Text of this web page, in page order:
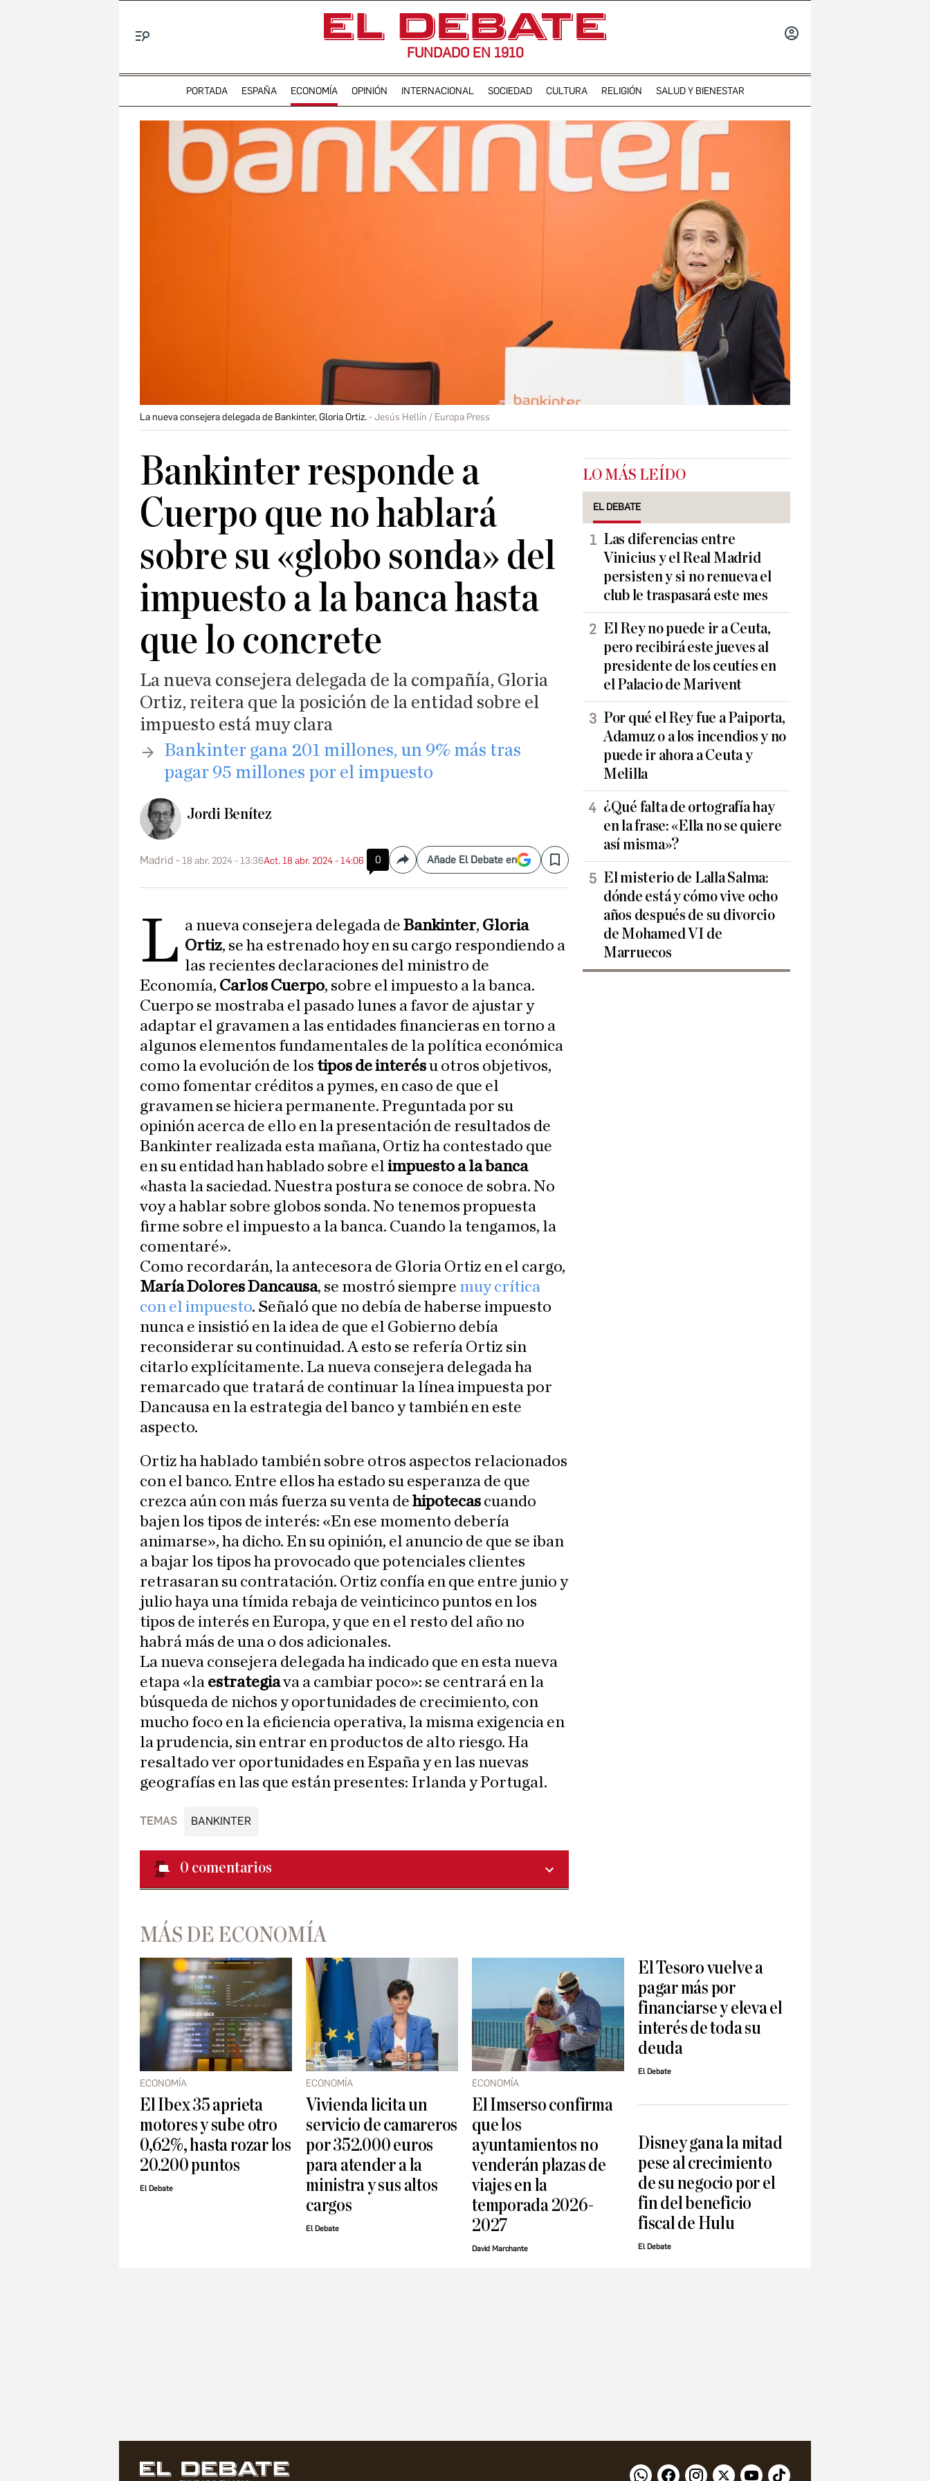
FUNDADO EN 1910
PORTADA ESPAÑA ECONOMÍA OPINIÓN INTERNACIONAL SOCIEDAD CULTURA RELIGIÓN SALUD Y BIENESTAR
La nueva consejera delegada de Bankinter, Gloria Ortiz. Jesús Hellín / Europa Press
Bankinter responde a
Cuerpo que no hablará
sobre su «globo sonda» del
impuesto a la banca hasta
que lo concrete
La nueva consejera delegada de la compañía, Gloria
Ortiz, reitera que la posición de la entidad sobre el
impuesto está muy clara
​Bankinter gana 201 millones, un 9% más tras
pagar 95 millones por el impuesto
Jordi Benítez
Madrid 18 abr. 2024 - 13:36Act. 18 abr. 2024 - 14:06 0 CompartirAñade El Debate en Save
L a nueva consejera delegada deBankinter, Gloria
Ortiz, se ha estrenado hoy en su cargo respondiendo a
las recientes declaraciones del ministro de
Economía, Carlos Cuerpo, sobre el impuesto a la banca.
Cuerpo se mostraba el pasado lunes a favor de ajustar y
adaptar el gravamen a las entidades financieras en torno a
algunos elementos fundamentales de la política económica
como la evolución de los tipos de interésu otros objetivos,
como fomentar créditos a pymes, en caso de que el
gravamen se hiciera permanente. Preguntada por su
opinión acerca de ello en la presentación de resultados de
Bankinter realizada esta mañana, Ortiz ha contestado que
en su entidad han hablado sobre el impuesto a la banca
«hasta la saciedad. Nuestra postura se conoce de sobra. No
voy a hablar sobre globos sonda. No tenemos propuesta
firme sobre el impuesto a la banca. Cuando la tengamos, la
comentaré».
Como recordarán, la antecesora de Gloria Ortiz en el cargo,
María Dolores Dancausa, se mostró siempre muy crítica
con el impuesto. Señaló que no debía de haberse impuesto
nunca e insistió en la idea de que el Gobierno debía
reconsiderar su continuidad. A esto se refería Ortiz sin
citarlo explícitamente. La nueva consejera delegada ha
remarcado que tratará de continuar la línea impuesta por
Dancausa en la estrategia del banco y también en este
aspecto.
Ortiz ha hablado también sobre otros aspectos relacionados
con el banco. Entre ellos ha estado su esperanza de que
crezca aún con más fuerza su venta de hipotecas cuando
bajen los tipos de interés: «En ese momento debería
animarse», ha dicho. En su opinión, el anuncio de que se iban
a bajar los tipos ha provocado que potenciales clientes
retrasaran su contratación. Ortiz confía en que entre junio y
julio haya una tímida rebaja de veinticinco puntos en los
tipos de interés en Europa, y que en el resto del año no
habrá más de una o dos adicionales.
La nueva consejera delegada ha indicado que en esta nueva
etapa «la estrategiava a cambiar poco»: se centrará en la
búsqueda de nichos y oportunidades de crecimiento, con
mucho foco en la eficiencia operativa, la misma exigencia en
la prudencia, sin entrar en productos de alto riesgo. Ha
resaltado ver oportunidades en España y en las nuevas
geografías en las que están presentes: Irlanda y Portugal.
TEMAS BANKINTER
0 comentarios
LO MÁS LEÍDO
EL DEBATE
Las diferencias entre
Vinicius y el Real Madrid
persisten y si no renueva el
club le traspasará este mes
El Rey no puede ir a Ceuta,
pero recibirá este jueves al
presidente de los ceutíes en
el Palacio de Marivent
Por qué el Rey fue a Paiporta,
Adamuz o a los incendios y no
puede ir ahora a Ceuta y
Melilla
¿Qué falta de ortografía hay
en la frase: «Ella no se quiere
así misma»?
El misterio de Lalla Salma:
dónde está y cómo vive ocho
años después de su divorcio
de Mohamed VI de
Marruecos
MÁS DE ECONOMÍA
ECONOMÍA
El Ibex 35 aprieta
motores y sube otro
0,62%, hasta rozar los
20.200 puntos
El Debate
ECONOMÍA
Vivienda licita un
servicio de camareros
por 352.000 euros
para atender a la
ministra y sus altos
cargos
El Debate
ECONOMÍA
El Imserso confirma
que los
ayuntamientos no
venderán plazas de
viajes en la
temporada 2026-
2027
David Marchante
El Tesoro vuelve a
pagar más por
financiarse y eleva el
interés de toda su
deuda
El Debate
Disney gana la mitad
pese al crecimiento
de su negocio por el
fin del beneficio
fiscal de Hulu
El Debate